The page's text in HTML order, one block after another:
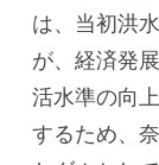
は、当初洪
が、経済発
活水準の向
するため、